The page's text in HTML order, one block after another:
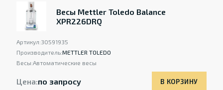
Весы Mettler Toledo Balance
XPR226DRQ
Артикул:30591935
Производитель:METTLER TOLEDO
Весы:Автоматические весы
Цена:по запросу В КОРЗИНУ